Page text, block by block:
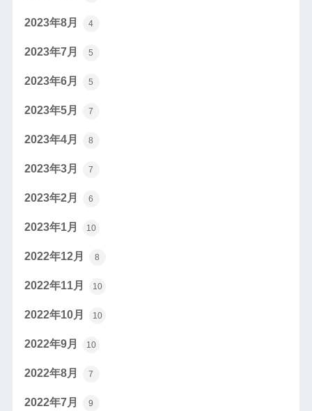
2023年8月 4
2023年7月 5
2023年6月 5
2023年5月 7
2023年4月 8
2023年3月 7
2023年2月 6
2023年1月 10
2022年12月 8
2022年11月 10
2022年10月 10
2022年9月 10
2022年8月 7
2022年7月 9